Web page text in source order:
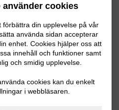
använder cookies
din upplevelse på vår
använda sidan accepterar
enhet. Cookies hjälper oss att
innehåll och funktioner samt
och smidig upplevelse.
cookies kan du enkelt
i webbläsaren.
på golv och väggar i
17:49